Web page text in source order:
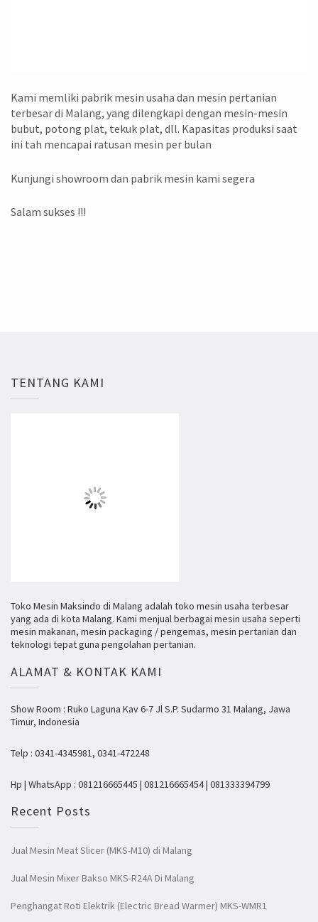
Kami memliki pabrik mesin usaha dan mesin pertanian
terbesar di Malang, yang dilengkapi dengan mesin-mesin
bubut, potong plat, tekuk plat, dll. Kapasitas produksi saat
ini tah mencapai ratusan mesin per bulan
Kunjungi showroom dan pabrik mesin kami segera
Salam sukses !!!
TENTANG KAMI
Toko Mesin Maksindo di Malang adalah toko mesin usaha terbesar
yang ada di kota Malang. Kami menjual berbagai mesin usaha seperti
mesin makanan, mesin packaging / pengemas, mesin pertanian dan
teknologi tepat guna pengolahan pertanian.
ALAMAT & KONTAK KAMI
Show Room : Ruko Laguna Kav 6-7 Jl S.P. Sudarmo 31 Malang, Jawa
Timur, Indonesia
Telp : 0341-4345981, 0341-472248
Hp | WhatsApp : 081216665445 | 081216665454 | 081333394799
Recent Posts
Jual Mesin Meat Slicer (MKS-M10) di Malang
Jual Mesin Mixer Bakso MKS-R24A Di Malang
Penghangat Roti Elektrik (Electric Bread Warmer) MKS-WMR1